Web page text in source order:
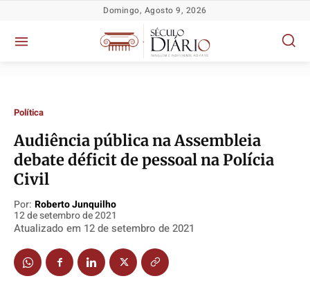
Política
TV Século
Justiça
Educação
Segurança
Política
TV Século
Justiça
Educação
Segurança
Política
TV Século
Justiça
Educação
Segurança
Política
TV Século
Justiça
Educação
Segurança
Domingo, Agosto 9, 2026
Política
​​Audiência pública na Assembleia
debate déficit de pessoal na Polícia
Civil
Por: Roberto Junquilho
12 de setembro de 2021
Atualizado em 12 de setembro de 2021